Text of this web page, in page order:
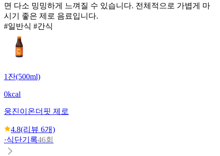
면 다소 밍밍하게 느껴질 수 있습니다. 전체적으로 가볍게 마
시기 좋은 제로 음료입니다.
#일반식 #간식
1잔(500ml)
0kcal
웅진이온더핏 제로
4.8(리뷰 6개)
·식단기록46회